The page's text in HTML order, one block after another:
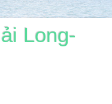
Long-